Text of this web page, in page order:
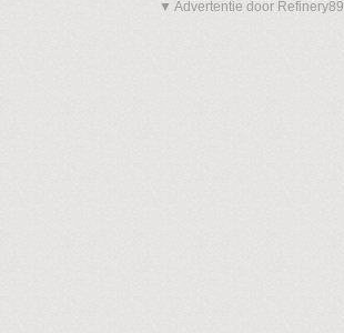
▼ Advertentie door Refinery89